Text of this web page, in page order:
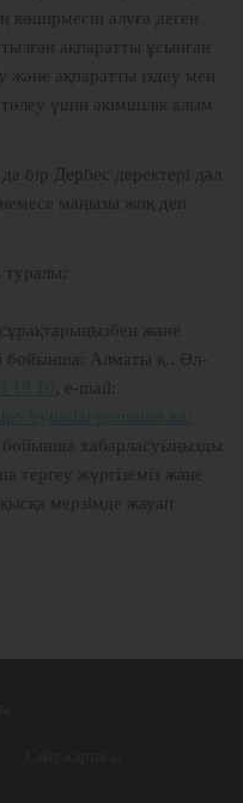
көшірмесін алуға деген
ақпаратты ұсынған
ақпаратты іздеу мен
үшін әкімшілік алым
бір Дербес деректері дәл
маңызы жоқ деп
және
бойынша: Алматы қ., Әл-
19 10 , e-mail:
hyundai-premium.kz/
бойынша хабарласуыңызды
тергеу жүргіземіз және
мерзімде жауап